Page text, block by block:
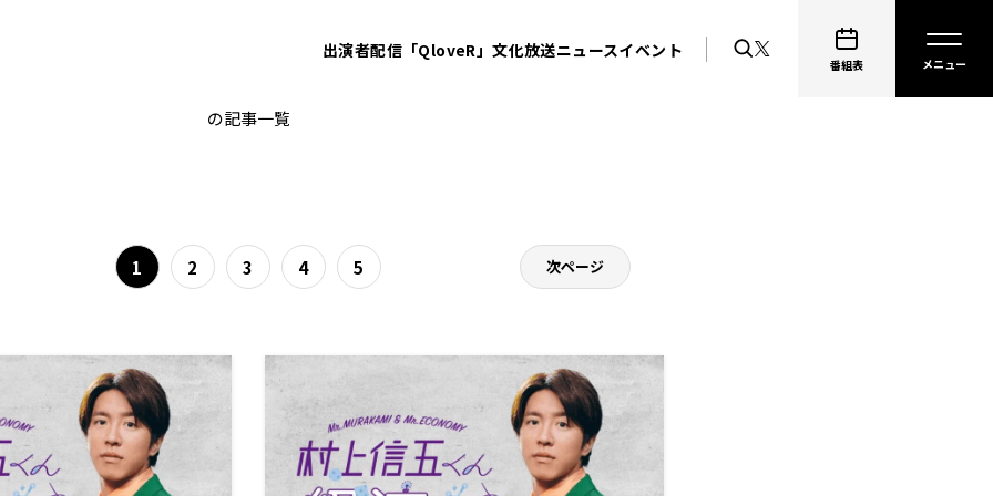
出演者配信「QloveR」文化放送ニュースイベント
番組表
の記事一覧
1 2 3 4 5 次ページ